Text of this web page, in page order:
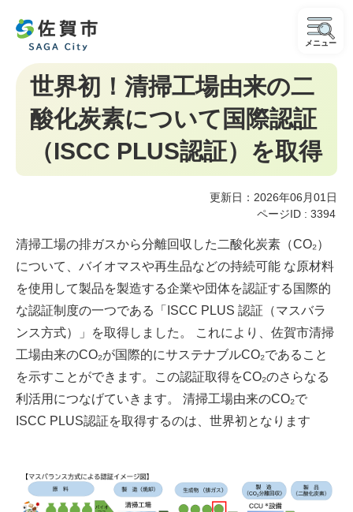
メニュー
世界初！清掃工場由来の二
酸化炭素について国際認証
（ISCC PLUS認証）を取得
更新日：2026年06月01日
ページID : 3394
清掃工場の排ガスから分離回収した二酸化炭素（CO₂）
について、バイオマスや再生品などの持続可能 な原材料
を使用して製品を製造する企業や団体を認証する国際的
な認証制度の一つである「ISCC PLUS 認証（マスバラ
ンス方式）」を取得しました。 これにより、佐賀市清掃
工場由来のCO₂が国際的にサステナブルCO₂であること
を示すことができます。この認証取得をCO₂のさらなる
利活用につなげていきます。 清掃工場由来のCO₂で
ISCC PLUS認証を取得するのは、世界初となります